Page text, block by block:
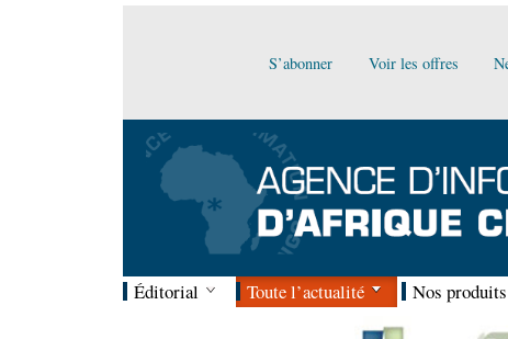
S’abonner Voir les offres
Éditorial Toute l’actualité Nos